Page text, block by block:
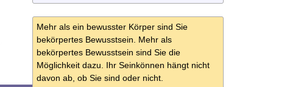
Mehr als ein bewusster Körper sind Sie
bekörpertes Bewusstsein. Mehr als
bekörpertes Bewusstsein sind Sie die
Möglichkeit dazu. Ihr Seinkönnen hängt nicht
davon ab, ob Sie sind oder nicht.